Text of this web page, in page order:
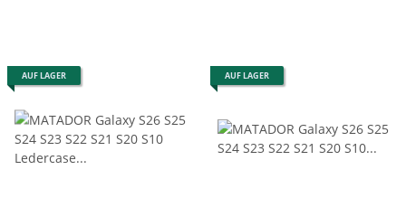
AUF LAGER AUF LAGER